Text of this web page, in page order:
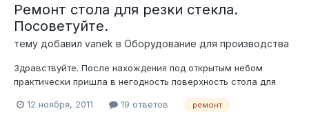
Ремонт стола для резки стекла.
Посоветуйте.
тему добавил vanek в Оборудование для производства
Здравствуйте. После нахождения под открытым небом
практически пришла в негодность поверхность стола для
материал покрытия. Подскажите кто то осуществлял
12 ноября, 2011 19 ответов ремонт